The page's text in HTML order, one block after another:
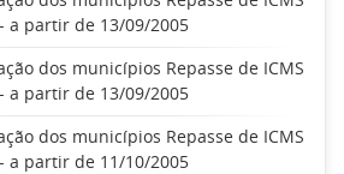
a partir de 13/09/2005
dos municípios Repasse de ICMS
a partir de 13/09/2005
dos municípios Repasse de ICMS
a partir de 11/10/2005